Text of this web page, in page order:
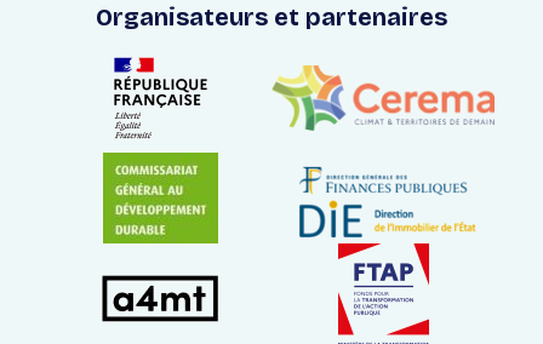
Organisateurs et partenaires